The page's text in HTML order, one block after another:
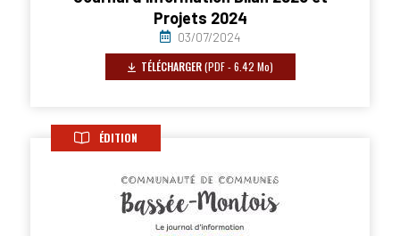
Projets 2024
03/07/2024
TÉLÉCHARGER(PDF - 6.42 Mo)
ÉDITION